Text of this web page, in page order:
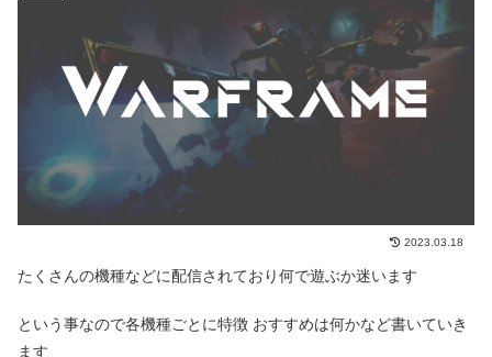
2023.03.18
たくさんの機種などに配信されており何で遊ぶか迷います
という事なので各機種ごとに特徴 おすすめは何かなど書いていき
ます